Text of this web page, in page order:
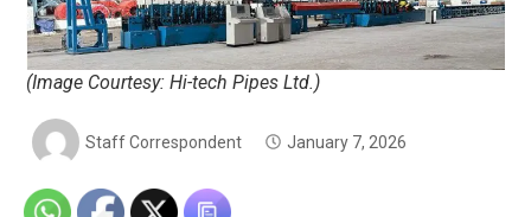
(Image Courtesy: Hi-tech Pipes Ltd.)
Staff Correspondent January 7, 2026